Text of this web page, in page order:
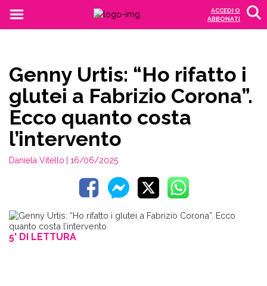
ACCEDI O
ABBONATI
Genny Urtis: “Ho rifatto i
glutei a Fabrizio Corona”.
Ecco quanto costa
l’intervento
Daniela Vitello | 16/06/2025
5' DI LETTURA